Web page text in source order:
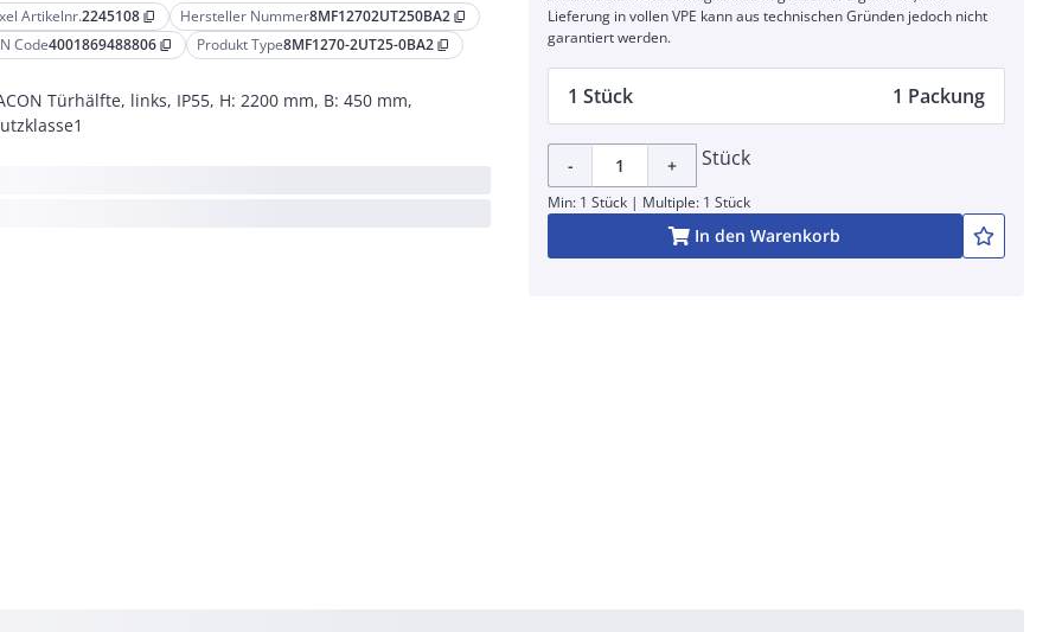
Artikelnr.2245108 content_copy Hersteller Nummer8MF12702UT250BA2 content_copy
Code4001869488806 content_copy Produkt Type8MF1270-2UT25-0BA2 content_copy
Türhälfte, links, IP55, H: 2200 mm, B: 450 mm,
Lieferung in vollen VPE kann aus technischen Gründen jedoch nicht
garantiert werden.
1 Stück 1 Packung
- + Stück
Min: 1 Stück | Multiple: 1 Stück
In den Warenkorb